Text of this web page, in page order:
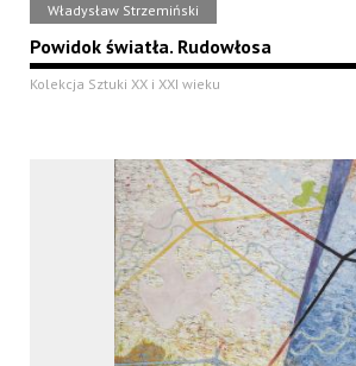
Władysław Strzemiński
Powidok światła. Rudowłosa
Kolekcja Sztuki XX i XXI wieku